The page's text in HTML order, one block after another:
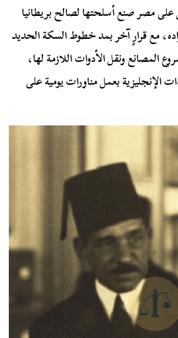
على مصر صنع أسلحتها لصالح بريطانيا
مع قرارٍ آخر بمد خطوط السكة الحديد
المصانع ونقل الأدوات اللازمة لها،
الإنجليزية بعمل مناورات يومية على